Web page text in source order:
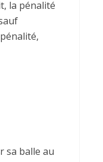
la pénalité
sa balle au